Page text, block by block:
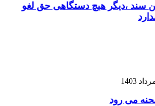
سند ،دیگر هیچ دستگاهی حق لغو
می رود